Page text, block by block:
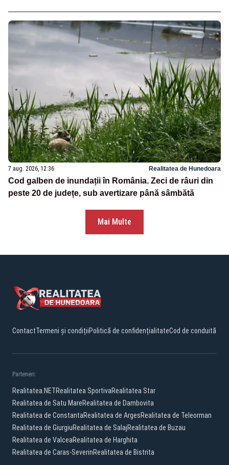
7 aug. 2026, 12:36 Realitatea de Hunedoara
Cod galben de inundații în România. Zeci de râuri din
peste 20 de județe, sub avertizare până sâmbătă
Mai Multe
ContactTermeni și condițiiPolitică de confidențialitateCod de conduită
Parteneri:
Realitatea.NETRealitatea SportivaRealitatea Star
Realitatea de Satu MareRealitatea de Dambovita
Realitatea de ConstantaRealitatea de ArgesRealitatea de Teleorman
Realitatea de GiurgiuRealitatea de SalajRealitatea de Buzau
Realitatea de ValceaRealitatea de Harghita
Realitatea de Caras-SeverinRealitatea de Bistrita